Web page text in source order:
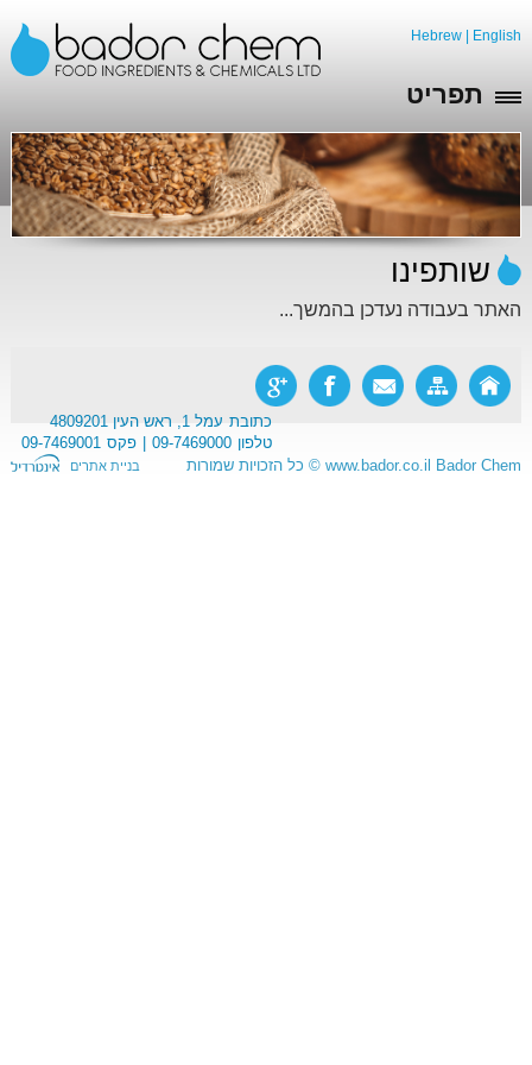
Hebrew English
תפריט
שותפינו
האתר בעבודה נעדכן בהמשך...
כתובת עמל 1, ראש העין 4809201
טלפון 09-7469000 פקס 09-7469001
Bador Chem
www.bador.co.il
© כל הזכויות שמורות בניית אתרים